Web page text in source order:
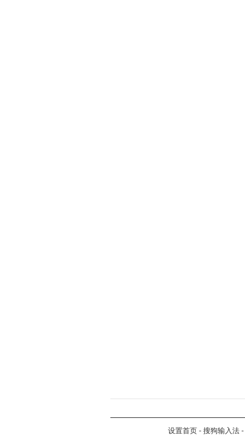
设置首页 - 搜狗输入法 -